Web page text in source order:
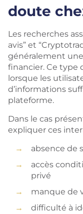
doute
Les recherches
avis” et
généralement
financier. Ce type
lorsque les
d’informations
plateforme.
Dans le cas
expliquer ces
absence de
accès
privé
manque de
difficulté à